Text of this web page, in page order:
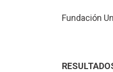
Fundación